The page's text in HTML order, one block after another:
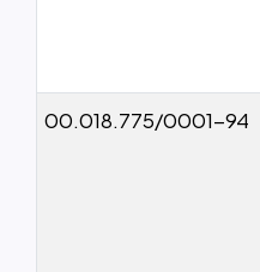
00.018.775/0001-94